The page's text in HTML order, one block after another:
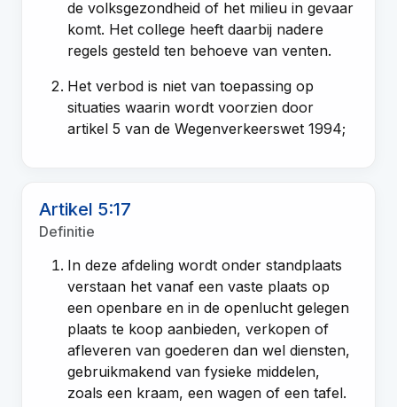
de volksgezondheid of het milieu in gevaar
komt. Het college heeft daarbij nadere
regels gesteld ten behoeve van venten.
Het verbod is niet van toepassing op
situaties waarin wordt voorzien door
artikel 5 van de Wegenverkeerswet 1994;
Artikel 5:17
Definitie
In deze afdeling wordt onder standplaats
verstaan het vanaf een vaste plaats op
een openbare en in de openlucht gelegen
plaats te koop aanbieden, verkopen of
afleveren van goederen dan wel diensten,
gebruikmakend van fysieke middelen,
zoals een kraam, een wagen of een tafel.